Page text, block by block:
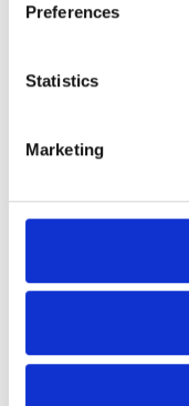
Preferences
Statistics
Marketing